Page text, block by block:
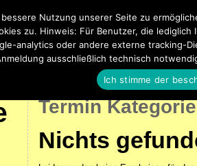
SalsaUlm
Salsa, Bachata, Kizomba, Zouk und
SALSA UND
Termin
Nichts
Nutzung unserer Seite zu
zu. Hinweis: Für Benutzer, die
analytics oder andere externe tracking-
ausschließlich technisch
Ich stimme der